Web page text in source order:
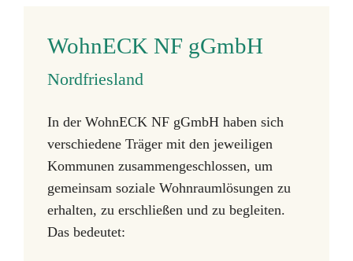
WohnECK NF gGmbH
Nordfriesland
In der WohnECK NF gGmbH haben sich
verschiedene Träger mit den jeweiligen
Kommunen zusammengeschlossen, um
gemeinsam soziale Wohnraumlösungen zu
erhalten, zu erschließen und zu begleiten.
Das bedeutet: